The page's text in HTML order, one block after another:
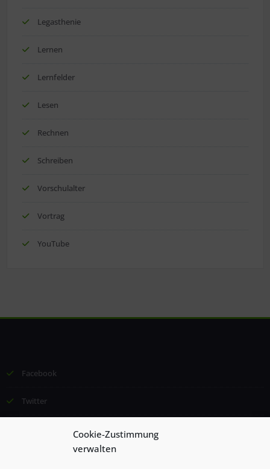
Cookie-Zustimmung
verwalten
Legasthenie
Lernen
Lernfelder
Lesen
Rechnen
Schreiben
Vorschulalter
Vortrag
YouTube
Facebook
Twitter